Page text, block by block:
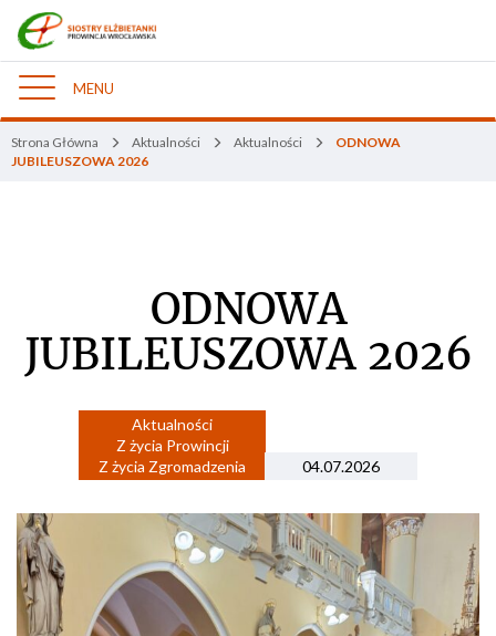
Nawigacja
MENU
Strona Główna Aktualności Aktualności
ODNOWA
JUBILEUSZOWA 2026
ODNOWA
JUBILEUSZOWA 2026
Aktualności
Z życia Prowincji
Z życia Zgromadzenia
04.07.2026